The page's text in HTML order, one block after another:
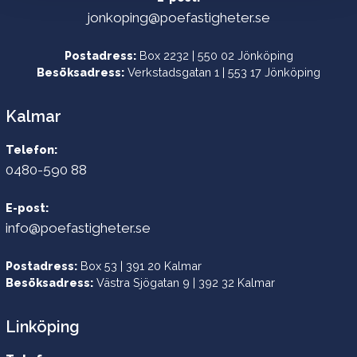
Kalmar
Telefon:
0480-590 88
E-post:
info@poefastigheter.se
Postadress: Box 53 | 391 20 Kalmar
Besöksadress: Västra Sjögatan 9 | 392 32 Kalmar
jonkoping@poefastigheter.se
Postadress:Box 2232 | 550 02 Jönköping
Besöksadress: Verkstadsgatan 1 | 553 17 Jönköping
Linköping